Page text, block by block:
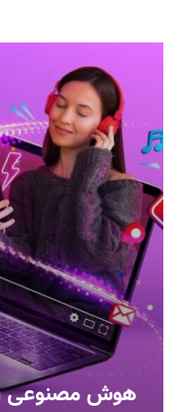
هوش مصنوعی storychan